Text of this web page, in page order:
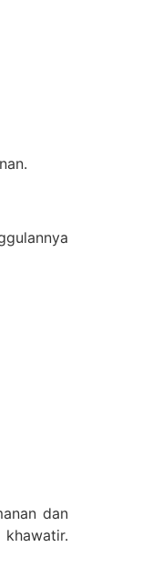
dan